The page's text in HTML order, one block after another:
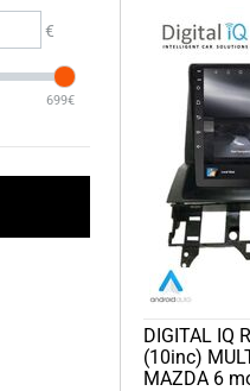
€
699€
DIGITAL IQ
(10inc)
MAZDA 6